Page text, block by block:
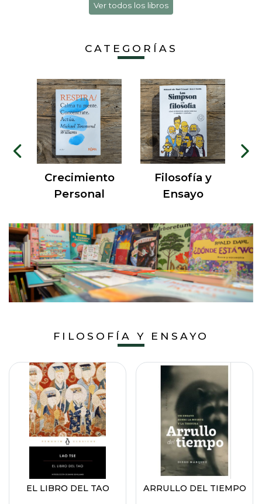
Ver todos los libros
CATEGORÍAS
Crecimiento
Personal
Filosofía y
Ensayo
FILOSOFÍA Y ENSAYO
EL LIBRO DEL TAO ARRULLO DEL TIEMPO